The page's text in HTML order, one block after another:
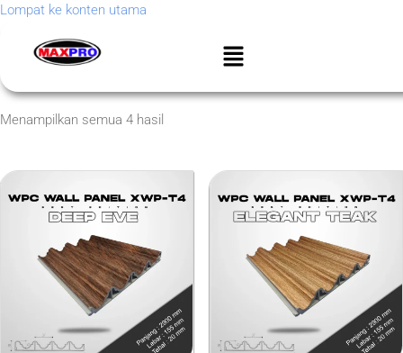
Lompat ke konten utama
Menampilkan semua 4 hasil